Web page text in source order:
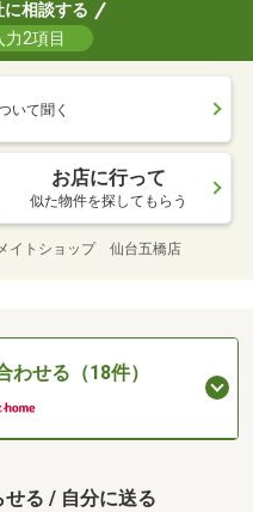
相談する
2項目
いて聞く
お店に行って
似た物件を探してもらう
イトショップ 仙台五橋店
わせる（18件）
る / 自分に送る